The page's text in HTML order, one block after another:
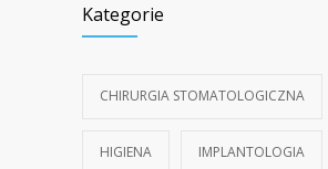
Kategorie
CHIRURGIA STOMATOLOGICZNA
HIGIENA IMPLANTOLOGIA